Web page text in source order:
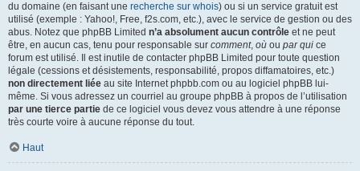
du domaine (en faisant une recherche sur whois) ou si un service gratuit est
utilisé (exemple : Yahoo!, Free, f2s.com, etc.), avec le service de gestion ou des
abus. Notez que phpBB Limited n’a absolument aucun contrôle et ne peut
être, en aucun cas, tenu pour responsable sur comment, où ou par qui ce
forum est utilisé. Il est inutile de contacter phpBB Limited pour toute question
légale (cessions et désistements, responsabilité, propos diffamatoires, etc.)
non directement liée au site Internet phpbb.com ou au logiciel phpBB lui-
même. Si vous adressez un courriel au groupe phpBB à propos de l’utilisation
par une tierce partie de ce logiciel vous devez vous attendre à une réponse
très courte voire à aucune réponse du tout.
Haut